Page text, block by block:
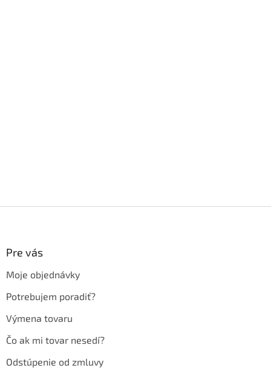
Pre vás
Moje objednávky
Potrebujem poradiť?
Výmena tovaru
Čo ak mi tovar nesedí?
Odstúpenie od zmluvy